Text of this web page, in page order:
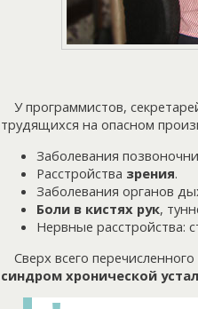
У программистов,
трудящихся на опасном
Заболевания
Расстройства зрения.
Заболевания органов
Боли в кистях рук,
Нервные расстройства:
Сверх всего
синдром хронической